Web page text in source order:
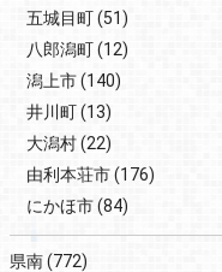
五城目町(51)
八郎潟町(12)
潟上市(140)
井川町(13)
大潟村(22)
由利本荘市(176)
にかほ市(84)
県南(772)